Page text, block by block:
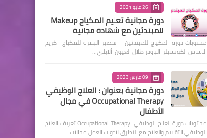
26 مايو 2021
دورة مجانية تعليم المكياج Makeup
للمبتدئين مع شهادة مجانية
محتويات دورة المكياج للمبتدئين تحضير البشره للمكياج كريم
الاساس لكونسيلر الباودر ظلال العيون ألايلاي…
09 مارس 2023
دورة مجانية بعنوان : العلاج الوظيفي
Occupational Therapy في مجال
الأطفال
محتويات دورة العلاج الوظيفي Occupational Therapy تعريف العلاج
الوظيفي التقييم والعلاج مع التطرق لادوات العمل مجالات …